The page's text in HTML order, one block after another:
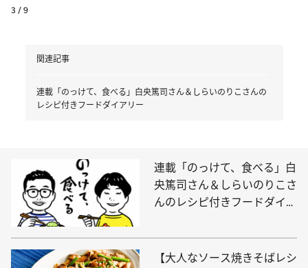
3 / 9
関連記事
連載「のっけて、食べる」白央篤司さん＆しらいのりこさんの
レシピ付きフードダイアリー
連載「のっけて、食べる」白
央篤司さん＆しらいのりこさ
んのレシピ付きフードダイア
【大人なソース焼きそばレシ